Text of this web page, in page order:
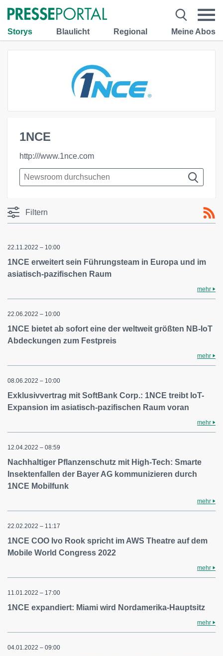
Storys Blaulicht Regional Meine Abos
1NCE
http:///www.1nce.com
Filtern
22.11.2022 – 10:00
1NCE erweitert sein Führungsteam in Europa und im
asiatisch-pazifischen Raum
mehr
22.06.2022 – 10:00
1NCE bietet ab sofort eine der weltweit größten NB-IoT
Abdeckungen zum Festpreis
mehr
08.06.2022 – 10:00
Exklusivvertrag mit SoftBank Corp.: 1NCE treibt IoT-
Expansion im asiatisch-pazifischen Raum voran
mehr
12.04.2022 – 08:59
Nachhaltiger Pflanzenschutz mit High-Tech: Smarte
Insektenfallen der Bayer AG kommunizieren durch
1NCE Mobilfunk
mehr
22.02.2022 – 11:17
1NCE COO Ivo Rook spricht im AWS Theatre auf dem
Mobile World Congress 2022
mehr
11.01.2022 – 17:00
1NCE expandiert: Miami wird Nordamerika-Hauptsitz
mehr
04.01.2022 – 09:00